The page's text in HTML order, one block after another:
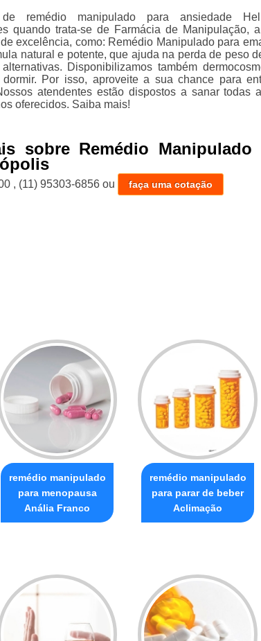
remédio manipulado para ansiedade
quando trata-se de Farmácia de Manipulação,
excelência, como: Remédio Manipulado para
natural e potente, que ajuda na perda de peso
Disponibilizamos também
Por isso, aproveite a sua chance para
atendentes estão dispostos a sanar todas
oferecidos. Saiba mais!
sobre Remédio Manipulado
, (11) 95303-6856 ou faça uma cotação
remédio manipulado
para menopausa
Anália Franco
remédio manipulado
para parar de beber
Aclimação